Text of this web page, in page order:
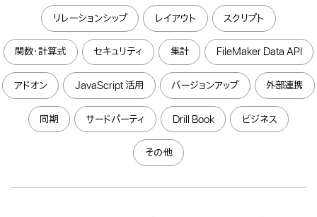
リレーションシップ レイアウト スクリプト
関数・計算式 セキュリティ 集計 FileMaker Data API
アドオン JavaScript 活用 バージョンアップ 外部連携
同期 サードパーティ Drill Book ビジネス
その他